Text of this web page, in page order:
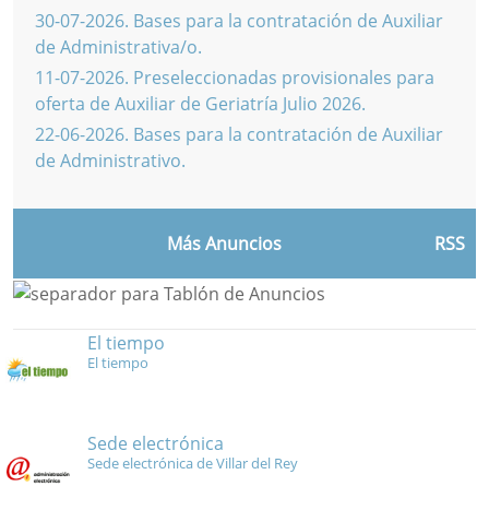
30-07-2026. Bases para la contratación de Auxiliar
de Administrativa/o.
11-07-2026. Preseleccionadas provisionales para
oferta de Auxiliar de Geriatría Julio 2026.
22-06-2026. Bases para la contratación de Auxiliar
de Administrativo.
Más Anuncios RSS
El tiempo
El tiempo
Sede electrónica
Sede electrónica de Villar del Rey